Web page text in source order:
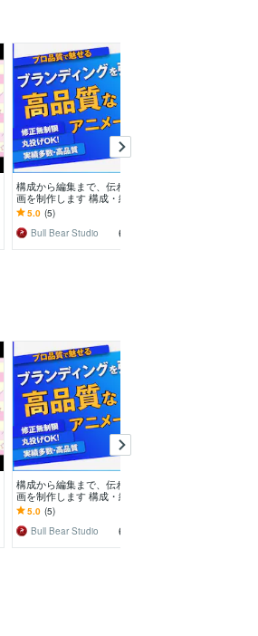
構成から編集まで、伝わるPR動
画を制作します 構成・絵コン
テ・BGM・効果音まで丁寧に対
応します
5.0 (5)
Bull Bear Studio
60,000
構成から編集まで、伝わるPR動
画を制作します 構成・絵コン
テ・BGM・効果音まで丁寧に対
応します
5.0 (5)
Bull Bear Studio
60,000